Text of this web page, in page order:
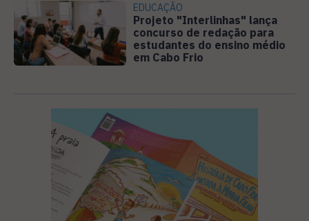
EDUCAÇÃO
Projeto "Interlinhas" lança
concurso de redação para
estudantes do ensino médio
em Cabo Frio